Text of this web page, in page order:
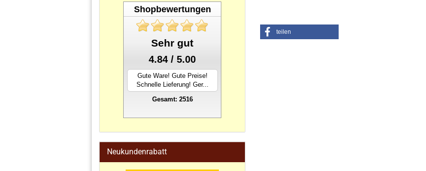
teilen
Shopbewertungen
Sehr gut
4.84 / 5.00
Gute Ware! Gute Preise!
Schnelle Lieferung! Ger...
Gesamt: 2516
Neukundenrabatt